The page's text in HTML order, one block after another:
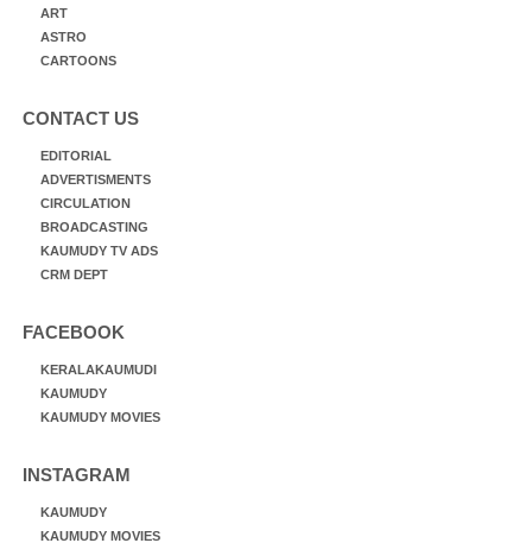
ART
ASTRO
CARTOONS
CONTACT US
EDITORIAL
ADVERTISMENTS
CIRCULATION
BROADCASTING
KAUMUDY TV ADS
CRM DEPT
FACEBOOK
KERALAKAUMUDI
KAUMUDY
KAUMUDY MOVIES
INSTAGRAM
KAUMUDY
KAUMUDY MOVIES